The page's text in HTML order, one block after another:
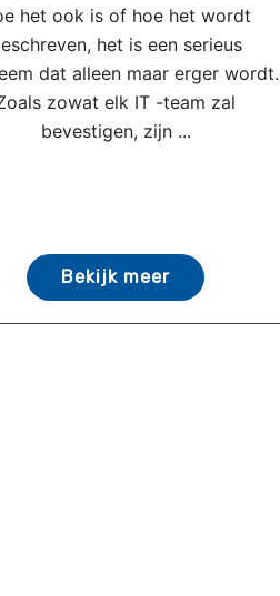
het ook is of hoe het wordt
het is een serieus
dat alleen maar erger wordt.
zowat elk IT -team zal
bevestigen, zijn ...
Bekijk meer